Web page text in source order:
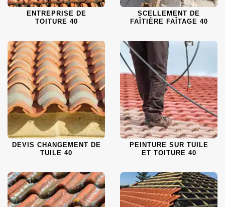
ENTREPRISE DE
TOITURE 40
SCELLEMENT DE
FAÎTIÈRE FAÎTAGE 40
DEVIS CHANGEMENT DE
TUILE 40
PEINTURE SUR TUILE
ET TOITURE 40